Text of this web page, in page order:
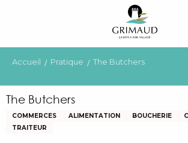
principal
Accueil Pratique The Butchers
The Butchers
COMMERCES ALIMENTATION BOUCHERIE
TRAITEUR